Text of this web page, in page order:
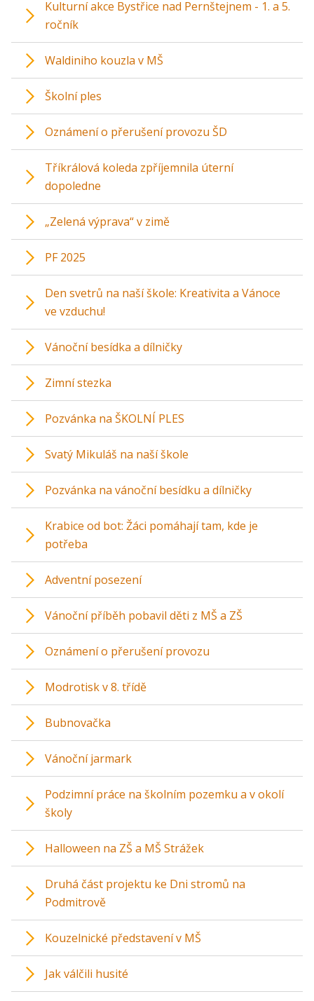
Kulturní akce Bystřice nad Pernštejnem - 1. a 5.
ročník
Waldiniho kouzla v MŠ
Školní ples
Oznámení o přerušení provozu ŠD
Tříkrálová koleda zpříjemnila úterní
dopoledne
„Zelená výprava“ v zimě
PF 2025
Den svetrů na naší škole: Kreativita a Vánoce
ve vzduchu!
Vánoční besídka a dílničky
Zimní stezka
Pozvánka na ŠKOLNÍ PLES
Svatý Mikuláš na naší škole
Pozvánka na vánoční besídku a dílničky
Krabice od bot: Žáci pomáhají tam, kde je
potřeba
Adventní posezení
Vánoční příběh pobavil děti z MŠ a ZŠ
Oznámení o přerušení provozu
Modrotisk v 8. třídě
Bubnovačka
Vánoční jarmark
Podzimní práce na školním pozemku a v okolí
školy
Halloween na ZŠ a MŠ Strážek
Druhá část projektu ke Dni stromů na
Podmitrově
Kouzelnické představení v MŠ
Jak válčili husité